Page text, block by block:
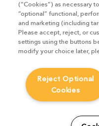
END USER LICENSE
ENVIRONMENT POLICY
ESG MISSION STATEMENT
LICENSE COMPLIANCE
MODERN SLAVERY ACT
PRIVACY NOTICE
WEBSITE TERMS AND
(“Cookies”) as necessary
“optional” functional,
and marketing (including
Please accept, reject, or
settings using the buttons
modify your choice later,
Reject Optional
Cookies